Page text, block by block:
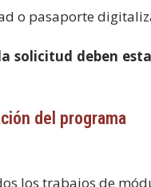
o pasaporte
solicitud deben
del programa
los trabajos de